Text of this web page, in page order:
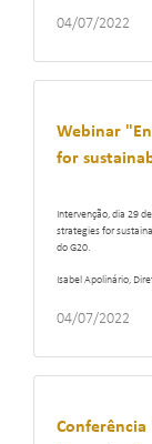
04/07/2022
Webinar
for
Intervenção, dia 29
strategies for
do G20.
Isabel Apolinário,
04/07/2022
Conferência